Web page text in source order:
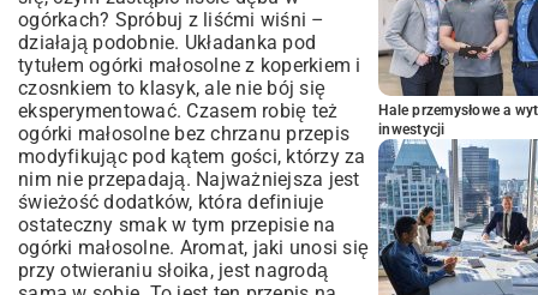
ogórkach? Spróbuj z liśćmi wiśni –
działają podobnie. Układanka pod
tytułem ogórki małosolne z koperkiem i
czosnkiem to klasyk, ale nie bój się
eksperymentować. Czasem robię też
ogórki małosolne bez chrzanu przepis
modyfikując pod kątem gości, którzy za
nim nie przepadają. Najważniejsza jest
świeżość dodatków, która definiuje
ostateczny smak w tym przepisie na
ogórki małosolne. Aromat, jaki unosi się
przy otwieraniu słoika, jest nagrodą
Hale przemysłowe a
inwestycji